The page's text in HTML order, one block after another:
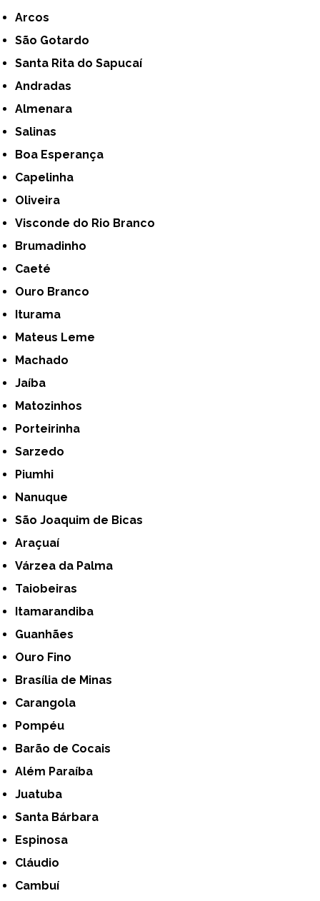
Arcos
São Gotardo
Santa Rita do Sapucaí
Andradas
Almenara
Salinas
Boa Esperança
Capelinha
Oliveira
Visconde do Rio Branco
Brumadinho
Caeté
Ouro Branco
Iturama
Mateus Leme
Machado
Jaíba
Matozinhos
Porteirinha
Sarzedo
Piumhi
Nanuque
São Joaquim de Bicas
Araçuaí
Várzea da Palma
Taiobeiras
Itamarandiba
Guanhães
Ouro Fino
Brasília de Minas
Carangola
Pompéu
Barão de Cocais
Além Paraíba
Juatuba
Santa Bárbara
Espinosa
Cláudio
Cambuí